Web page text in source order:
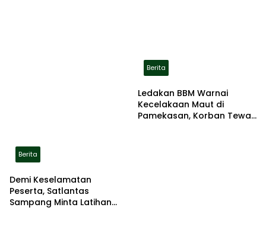
Berita
Demi Keselamatan
Peserta, Satlantas
Sampang Minta Latihan
Berita
Ledakan BBM Warnai
Kecelakaan Maut di
Pamekasan, Korban Tewas